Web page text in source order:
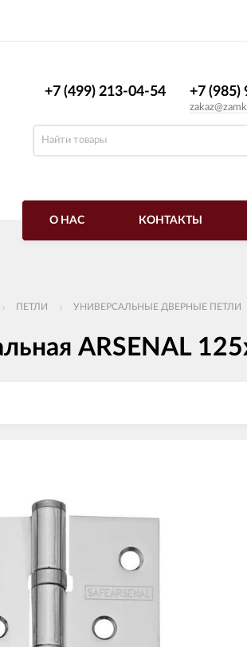
+7 (499) 213-04-54​ +7 (985)
О НАС КОНТАКТЫ
ПЕТЛИ УНИВЕРСАЛЬНЫЕ ДВЕРНЫЕ ПЕТЛИ
ARSENAL